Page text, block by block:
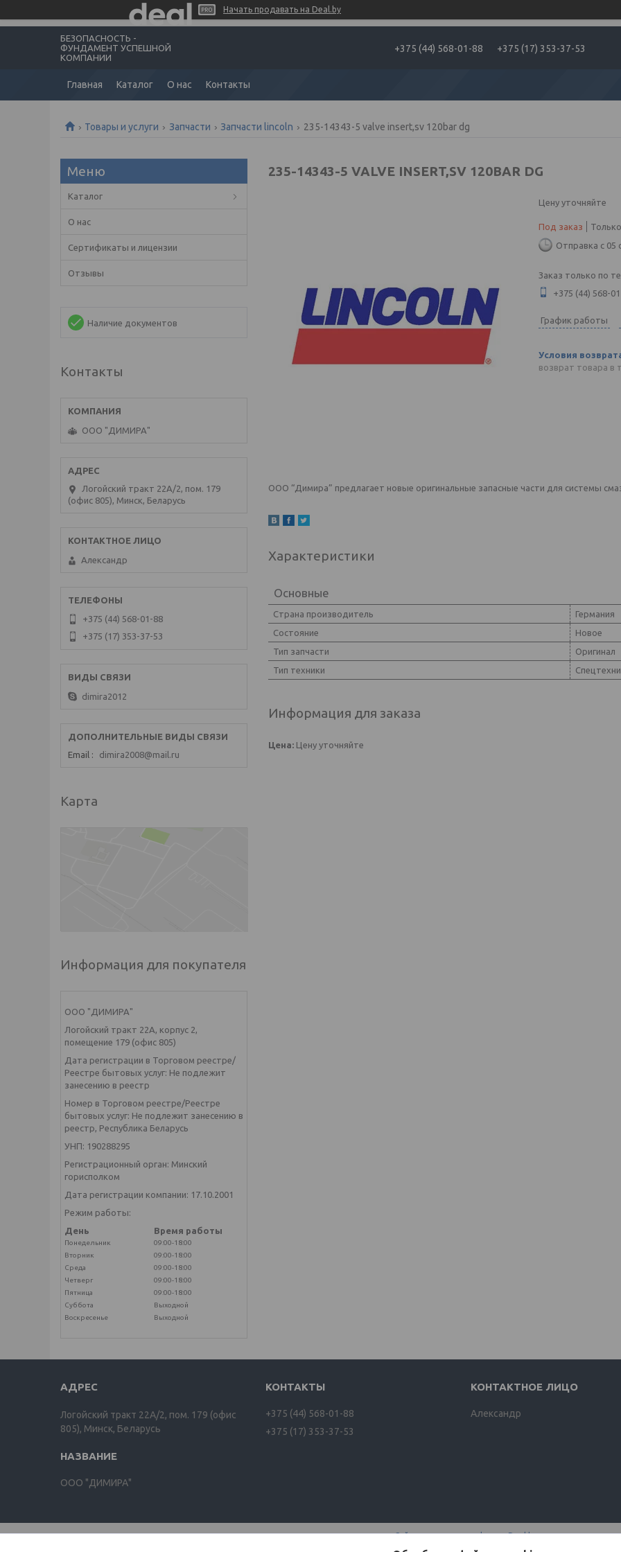
Начать продавать на Deal.by
БЕЗОПАСНОСТЬ -
ФУНДАМЕНТ УСПЕШНОЙ
КОМПАНИИ
+375 (44) 568-01-88 +375 (17) 353-37-53
Главная Каталог О нас Контакты
Товары и услуги Запчасти Запчасти lincoln 235-14343-5 valve insert,sv 120bar dg
235-14343-5 VALVE INSERT,SV 120BAR DG
Цену уточняйте
Под заказ
Отправка с 05
Заказ только по
+375 (44) 568-
График работы
возврат товара в
ООО “Димира” предлагает новые оригинальные запасные части для системы
Характеристики
Основные
Страна производитель
Германия
Состояние
Новое
Тип запчасти
Оригинал
Тип техники
Информация для заказа
Цена: Цену уточняйте
Каталог
О нас
Сертификаты и лицензии
Отзывы
Наличие документов
Контакты
ООО "ДИМИРА"
Логойский тракт 22А/2, пом. 179
(офис 805), Минск, Беларусь
Александр
+375 (44) 568-01-88
+375 (17) 353-37-53
dimira2012
Email dimira2008@mail.ru
Карта
Информация для покупателя
ООО "ДИМИРА"
Логойский тракт 22А, корпус 2,
помещение 179 (офис 805)
Дата регистрации в Торговом реестре/
Реестре бытовых услуг: Не подлежит
занесению в реестр
Номер в Торговом реестре/Реестре
бытовых услуг: Не подлежит занесению в
реестр, Республика Беларусь
УНП: 190288295
Регистрационный орган: Минский
горисполком
Дата регистрации компании: 17.10.2001
Режим работы:
День
Время работы
Понедельник
09:00-18:00
Вторник
09:00-18:00
Среда
09:00-18:00
Четверг
09:00-18:00
Пятница
09:00-18:00
Суббота
Выходной
Воскресенье
Выходной
Логойский тракт 22А/2, пом. 179 (офис
805), Минск, Беларусь
ООО "ДИМИРА"
+375 (44) 568-01-88
+375 (17) 353-37-53
Александр
Сайт создан на платформе Deal.by
Политика обработки файлов cookies